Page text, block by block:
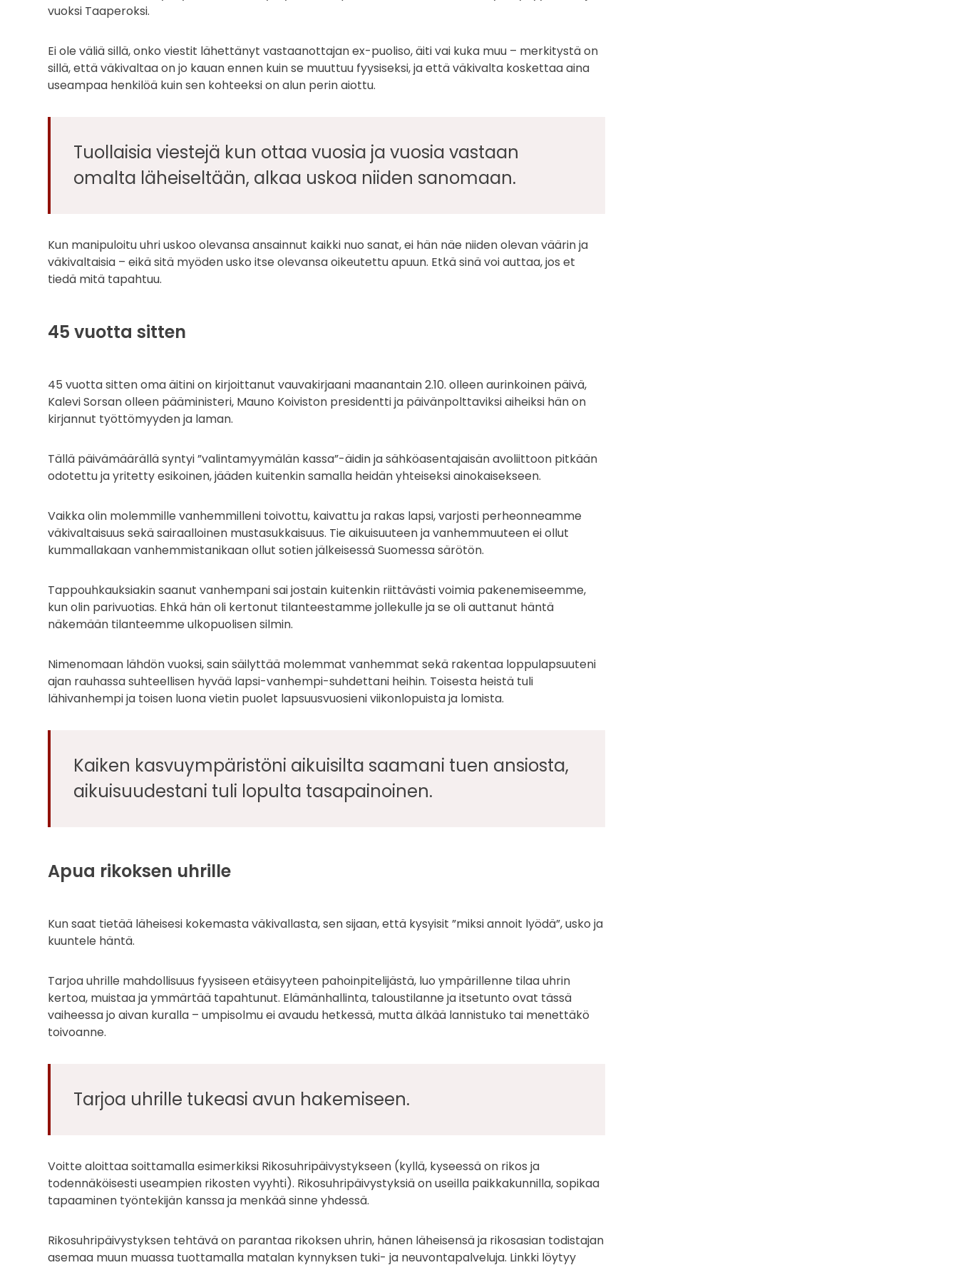
vuoksi Taaperoksi.
Ei ole väliä sillä, onko viestit lähettänyt vastaanottajan ex-puoliso, äiti vai kuka muu – merkitystä on
sillä, että väkivaltaa on jo kauan ennen kuin se muuttuu fyysiseksi, ja että väkivalta koskettaa aina
useampaa henkilöä kuin sen kohteeksi on alun perin aiottu.
Tuollaisia viestejä kun ottaa vuosia ja vuosia vastaan
omalta läheiseltään, alkaa uskoa niiden sanomaan.
Kun manipuloitu uhri uskoo olevansa ansainnut kaikki nuo sanat, ei hän näe niiden olevan väärin ja
väkivaltaisia – eikä sitä myöden usko itse olevansa oikeutettu apuun. Etkä sinä voi auttaa, jos et
tiedä mitä tapahtuu.
45 vuotta sitten
45 vuotta sitten oma äitini on kirjoittanut vauvakirjaani maanantain 2.10. olleen aurinkoinen päivä,
Kalevi Sorsan olleen pääministeri, Mauno Koiviston presidentti ja päivänpolttaviksi aiheiksi hän on
kirjannut työttömyyden ja laman.
Tällä päivämäärällä syntyi ”valintamyymälän kassa”-äidin ja sähköasentajaisän avoliittoon pitkään
odotettu ja yritetty esikoinen, jääden kuitenkin samalla heidän yhteiseksi ainokaisekseen.
Vaikka olin molemmille vanhemmilleni toivottu, kaivattu ja rakas lapsi, varjosti perheonneamme
väkivaltaisuus sekä sairaalloinen mustasukkaisuus. Tie aikuisuuteen ja vanhemmuuteen ei ollut
kummallakaan vanhemmistanikaan ollut sotien jälkeisessä Suomessa särötön.
Tappouhkauksiakin saanut vanhempani sai jostain kuitenkin riittävästi voimia pakenemiseemme,
kun olin parivuotias. Ehkä hän oli kertonut tilanteestamme jollekulle ja se oli auttanut häntä
näkemään tilanteemme ulkopuolisen silmin.
Nimenomaan lähdön vuoksi, sain säilyttää molemmat vanhemmat sekä rakentaa loppulapsuuteni
ajan rauhassa suhteellisen hyvää lapsi-vanhempi-suhdettani heihin. Toisesta heistä tuli
lähivanhempi ja toisen luona vietin puolet lapsuusvuosieni viikonlopuista ja lomista.
Kaiken kasvuympäristöni aikuisilta saamani tuen ansiosta,
aikuisuudestani tuli lopulta tasapainoinen.
Apua rikoksen uhrille
Kun saat tietää läheisesi kokemasta väkivallasta, sen sijaan, että kysyisit ”miksi annoit lyödä”, usko ja
kuuntele häntä.
Tarjoa uhrille mahdollisuus fyysiseen etäisyyteen pahoinpitelijästä, luo ympärillenne tilaa uhrin
kertoa, muistaa ja ymmärtää tapahtunut. Elämänhallinta, taloustilanne ja itsetunto ovat tässä
vaiheessa jo aivan kuralla – umpisolmu ei avaudu hetkessä, mutta älkää lannistuko tai menettäkö
toivoanne.
Tarjoa uhrille tukeasi avun hakemiseen.
Voitte aloittaa soittamalla esimerkiksi Rikosuhripäivystykseen (kyllä, kyseessä on rikos ja
todennäköisesti useampien rikosten vyyhti). Rikosuhripäivystyksiä on useilla paikkakunnilla, sopikaa
tapaaminen työntekijän kanssa ja menkää sinne yhdessä.
Rikosuhripäivystyksen tehtävä on parantaa rikoksen uhrin, hänen läheisensä ja rikosasian todistajan
asemaa muun muassa tuottamalla matalan kynnyksen tuki- ja neuvontapalveluja. Linkki löytyy